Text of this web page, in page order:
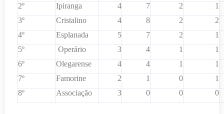
2º
Ipiranga 4 7 2
1
3º
Cristalino 4 8 2
2
4º
Esplanada 5 7 2
1
5º
Operário 3 4 1
1
6º
Olegarense 4 4 1
1
7º
Famorine 2 1 0
1
8º
Associação 3 0 0 0